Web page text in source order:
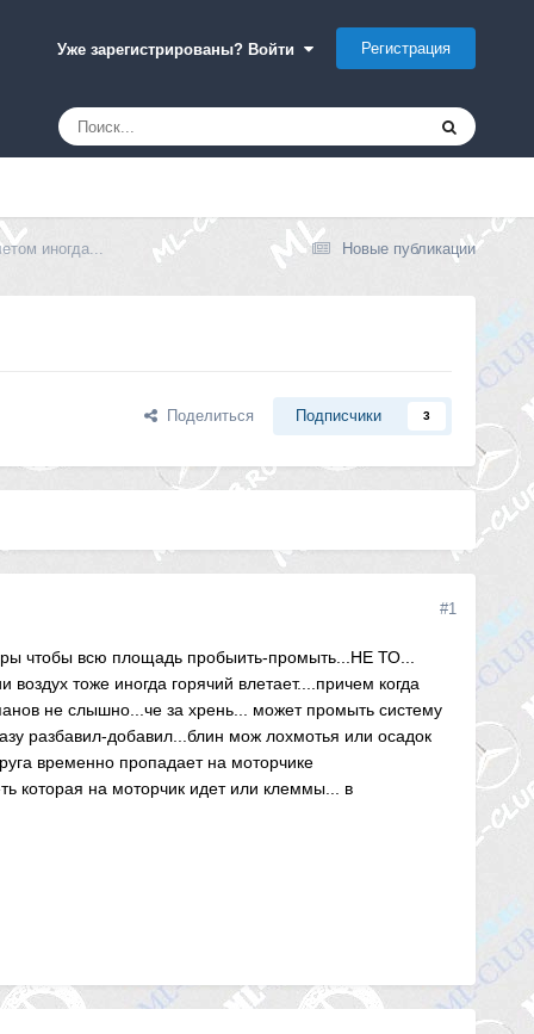
Уже зарегистрированы? Войти Регистрация
Новые публикации
иногда...
Поделиться Подписчики 3
#1
чтобы всю площадь пробыить-промыть...НЕ ТО...
тоже иногда горячий влетает....причем когда
не слышно...че за хрень... может промыть систему
разбавил-добавил...блин мож лохмотья или осадок
временно пропадает на моторчике
которая на моторчик идет или клеммы... в